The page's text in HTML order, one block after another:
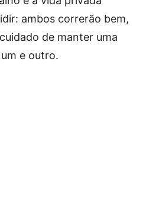
ambos correrão bem,
de manter uma
e outro.